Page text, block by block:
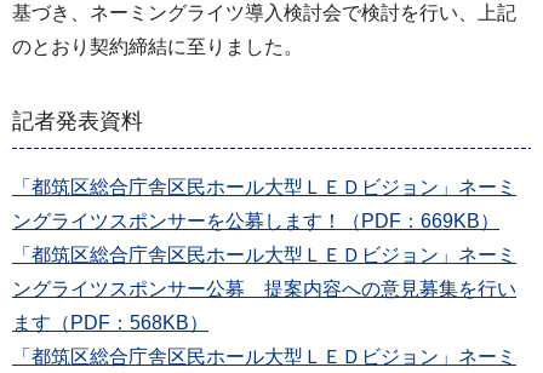
基づき、ネーミングライツ導入検討会で検討を行い、上記
のとおり契約締結に至りました。
記者発表資料
「都筑区総合庁舎区民ホール大型ＬＥＤビジョン」ネーミ
ングライツスポンサーを公募します！（PDF：669KB）
「都筑区総合庁舎区民ホール大型ＬＥＤビジョン」ネーミ
ングライツスポンサー公募 提案内容への意見募集を行い
ます（PDF：568KB）
「都筑区総合庁舎区民ホール大型ＬＥＤビジョン」ネーミ